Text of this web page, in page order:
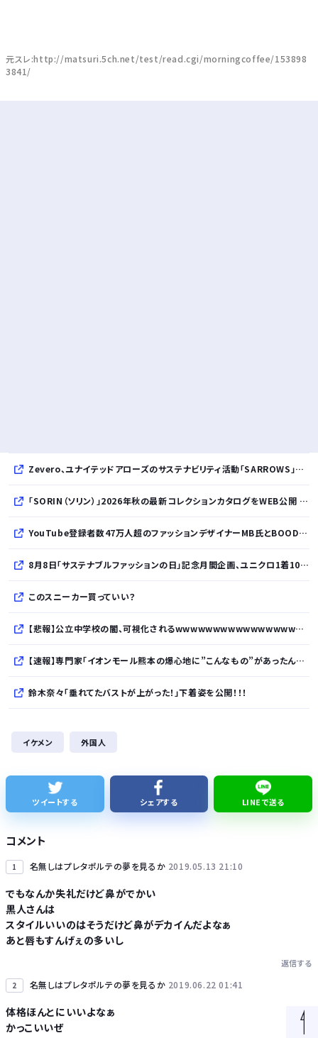
元スレ:http://matsuri.5ch.net/test/read.cgi/morningcoffee/153898
3841/
Zevero、ユナイテッドアローズのサステナビリティ活動「SARROWS」を支援。Scope 3排出量算定の効率化・精緻化を開始
「SORIN（ソリン）」2026年秋の最新コレクションカタログをWEB公開 「Paradox in Neutral」をテーマに秩序と反逆が共存する世界観を表現
YouTube登録者数47万人超のファッションデザイナーMB氏とBOODYがコラボレーション。極上の着心地を追求した別注Tシャツが8月12日発売開始
8月8日「サステナブルファッションの日」記念月間企画、ユニクロ1着100円買取保証とXプレゼントキャンペーンを実施
このスニーカー買っていい？
【悲報】公立中学校の闇、可視化されるwwwwwwwwwwwwwwwwwwwwwwwwwww
【速報】専門家「イオンモール熊本の爆心地に”こんなもの”があったんだけど…」
鈴木奈々「垂れてたバストが上がった！」下着姿を公開！！！
実証実験都市「ウーブン・シティ」が一般の居住希望者の募集開始 すでにトヨタ関係者が居住
Powered by livedoor 相互RSS
イケメン 外国人
ツイートする シェアする LINEで送る
コメント
1 名無しはプレタポルテの夢を見るか 2019.05.13 21:10
でもなんか失礼だけど鼻がでかい
黒人さんは
スタイルいいのはそうだけど鼻がデカイんだよなぁ
あと唇もすんげぇの多いし
返信する
2 名無しはプレタポルテの夢を見るか 2019.06.22 01:41
体格ほんとにいいよなぁ
かっこいいぜ